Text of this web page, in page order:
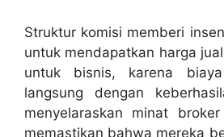
Struktur komisi memberi
untuk mendapatkan harga
untuk bisnis, karena
langsung dengan
menyelaraskan minat
memastikan bahwa mereka